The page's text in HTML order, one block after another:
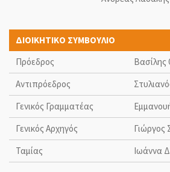
ΔΙΟΙΚΗΤΙΚΟ ΣΥΜΒΟΥΛΙΟ
Πρόεδρος
Αντιπρόεδρος
Γενικός Γραμματέας
Γενικός Αρχηγός
Γιώργος
Ταμίας
Ιωάννα